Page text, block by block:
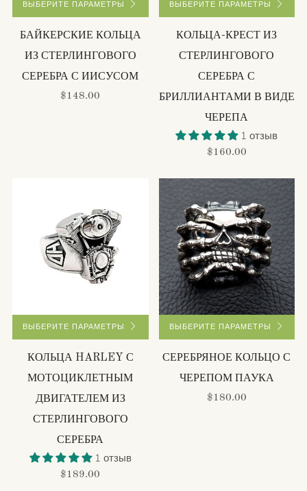
ВЫБЕРИТЕ ПАРАМЕТРЫ
БАЙКЕРСКИЕ КОЛЬЦА
ИЗ СТЕРЛИНГОВОГО
СЕРЕБРА С ИИСУСОМ
$148.00
ВЫБЕРИТЕ ПАРАМЕТРЫ
КОЛЬЦА-КРЕСТ ИЗ
СТЕРЛИНГОВОГО
СЕРЕБРА С
БРИЛЛИАНТАМИ В ВИДЕ
ЧЕРЕПА
1 отзыв
$160.00
ВЫБЕРИТЕ ПАРАМЕТРЫ
КОЛЬЦА HARLEY С
МОТОЦИКЛЕТНЫМ
ДВИГАТЕЛЕМ ИЗ
СТЕРЛИНГОВОГО
СЕРЕБРА
1 отзыв
$189.00
ВЫБЕРИТЕ ПАРАМЕТРЫ
СЕРЕБРЯНОЕ КОЛЬЦО С
ЧЕРЕПОМ ПАУКА
$180.00